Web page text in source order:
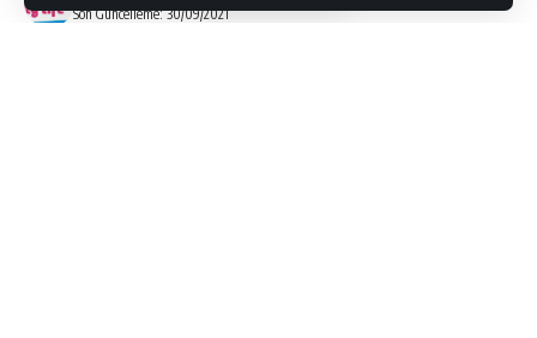
Son Güncelleme: 30/09/2021